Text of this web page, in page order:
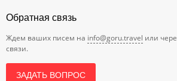
Обратная связь
Ждем ваших писем на info@goru.travel или
связи.
ЗАДАТЬ ВОПРОС